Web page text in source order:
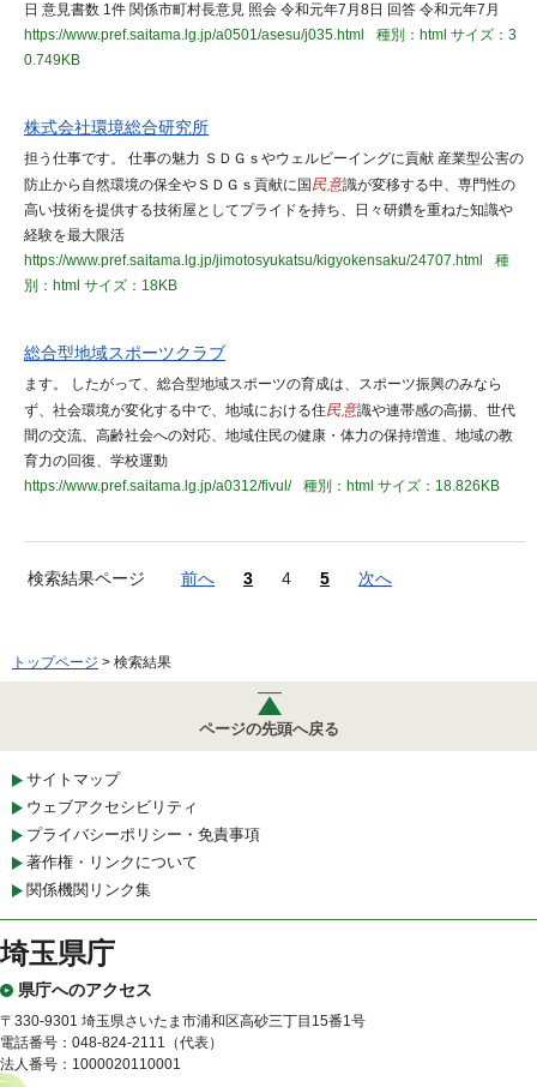
日 意見書数 1件 関係市町村長意見 照会 令和元年7月8日 回答 令和元年7月
https://www.pref.saitama.lg.jp/a0501/asesu/j035.html
種別：html サイズ：3
0.749KB
株式会社環境総合研究所
担う仕事です。 仕事の魅力 ＳＤＧｓやウェルビーイングに貢献 産業型公害の
防止から自然環境の保全やＳＤＧｓ貢献に国 民意識が変移する中、専門性の
高い技術を提供する技術屋としてプライドを持ち、日々研鑽を重ねた知識や
経験を最大限活
https://www.pref.saitama.lg.jp/jimotosyukatsu/kigyokensaku/24707.html
種
別：html サイズ：18KB
総合型地域スポーツクラブ
ます。 したがって、総合型地域スポーツの育成は、スポーツ振興のみなら
ず、社会環境が変化する中で、地域における住民意識や連帯感の高揚、世代
間の交流、高齢社会への対応、地域住民の健康・体力の保持増進、地域の教
育力の回復、学校運動
https://www.pref.saitama.lg.jp/a0312/fivul/
種別：html サイズ：18.826KB
検索結果ページ 前へ 3 4 5 次へ
トップページ > 検索結果
ページの先頭へ戻る
サイトマップ
ウェブアクセシビリティ
プライバシーポリシー・免責事項
著作権・リンクについて
関係機関リンク集
埼玉県庁
県庁へのアクセス
〒330-9301 埼玉県さいたま市浦和区高砂三丁目15番1号
電話番号：048-824-2111（代表）
法人番号：1000020110001